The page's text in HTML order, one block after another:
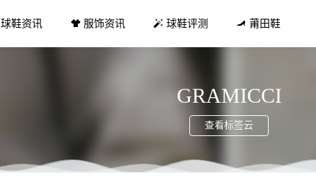
球鞋资讯 服饰资讯 球鞋评测 莆田鞋
GRAMICCI
查看标签云